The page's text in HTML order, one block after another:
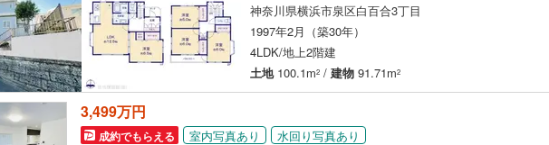
神奈川県横浜市泉区白百合3丁目
1997年2月（築30年）
4LDK/地上2階建
土地100.1m2 / 建物 91.71m2
3,499万円
成約でもらえる 室内写真あり
水回り写真あり
五日市線( 0) 八高線
篠ノ井線( 0)
常磐線（各駅停車）(0) 埼京線(0)
伊東線(0) 東海道本線（JR東海）
販売、価格、契約、入居関連など
即入居可能（0）
浴室
浴室乾燥機あり（8）